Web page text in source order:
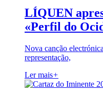
LÍQUEN
«Perfil do
Nova canção
representação,
Ler mais+